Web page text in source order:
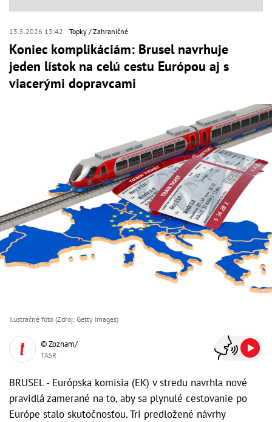
13.5.2026 13:42 Topky Zahraničné
Koniec komplikáciám: Brusel navrhuje
jeden lístok na celú cestu Európou aj s
viacerými dopravcami
Ilustračné foto (Zdroj: Getty Images)
© Zoznam/
TASR
BRUSEL - Európska komisia (EK) v stredu navrhla nové
pravidlá zamerané na to, aby sa plynulé cestovanie po
Európe stalo skutočnosťou. Tri predložené návrhy